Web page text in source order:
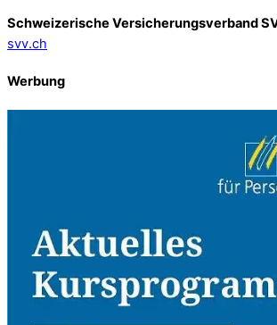
Schweizerische Versicherungsverband
svv.ch
Werbung